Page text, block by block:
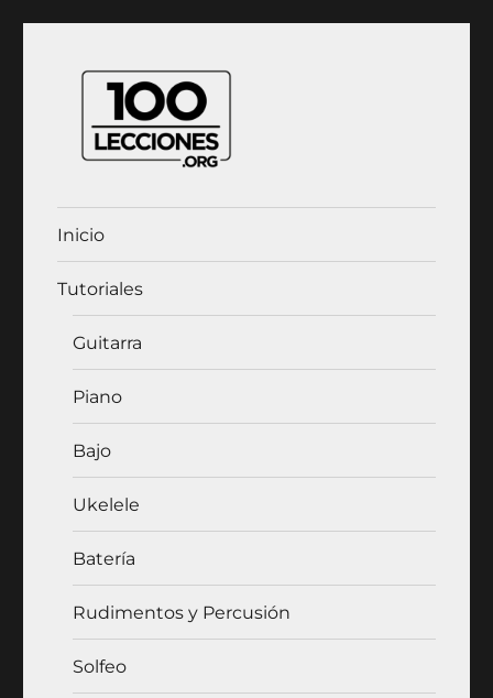
100Lecciones.Org
Inicio
Tutoriales
Guitarra
Piano
Bajo
Ukelele
Batería
Rudimentos y Percusión
Solfeo